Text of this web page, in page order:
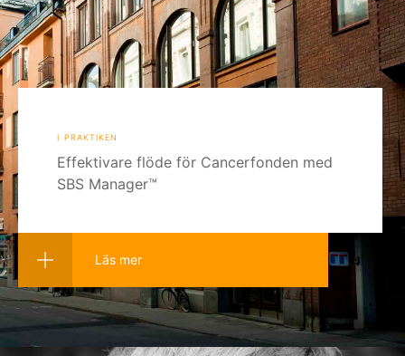
i praktiken
Effektivare flöde för Cancerfonden med
SBS Manager™
Läs mer